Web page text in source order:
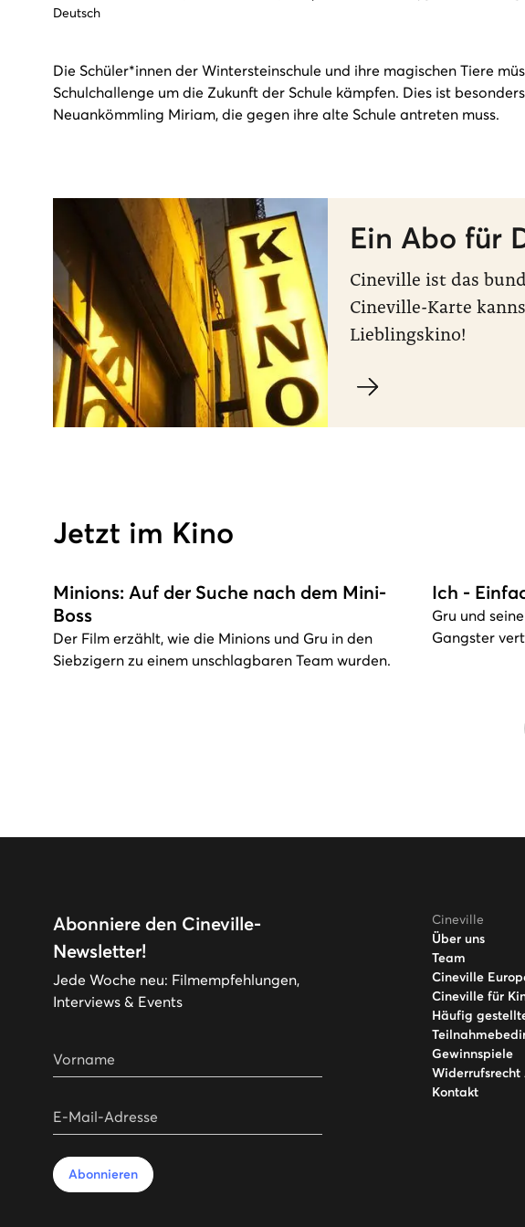
Deutsch
Die Schüler*innen der Wintersteinschule und ihre magischen Tiere
Schulchallenge um die Zukunft der Schule kämpfen. Dies ist
Neuankömmling Miriam, die gegen ihre alte Schule antreten muss.
Ein Abo für
Cineville ist das
Cineville-Karte
Lieblingskino!
Jetzt im Kino
Minions: Auf der Suche nach dem Mini-
Boss
Der Film erzählt, wie die Minions und Gru in den
Siebzigern zu einem unschlagbaren Team wurden.
Ich -
Gru und
Gangster
Abonniere den Cineville-
Newsletter!
Jede Woche neu: Filmempfehlungen,
Interviews & Events
Vorname
E-Mail-Adresse
Abonnieren
Cineville
Über uns
Team
Cineville
Cineville für
Häufig
Gewinnspiele
Widerrufsrecht
Kontakt